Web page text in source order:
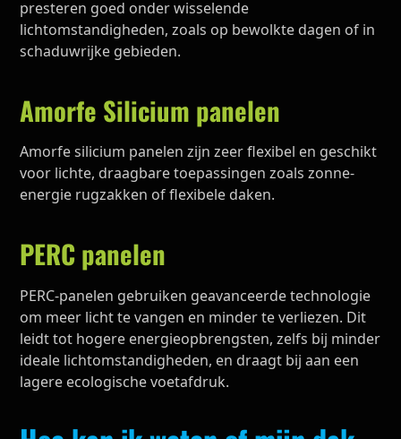
presteren goed onder wisselende
lichtomstandigheden, zoals op bewolkte dagen of in
schaduwrijke gebieden.
Amorfe Silicium panelen
Amorfe silicium panelen zijn zeer flexibel en geschikt
voor lichte, draagbare toepassingen zoals zonne-
energie rugzakken of flexibele daken.
PERC panelen
PERC-panelen gebruiken geavanceerde technologie
om meer licht te vangen en minder te verliezen. Dit
leidt tot hogere energieopbrengsten, zelfs bij minder
ideale lichtomstandigheden, en draagt bij aan een
lagere ecologische voetafdruk.